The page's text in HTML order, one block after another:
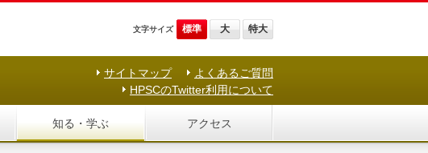
文字サイズ 標準 大 特大
サイトマップ
よくあるご質問
HPSCのTwitter利用について
知る・学ぶ アクセス